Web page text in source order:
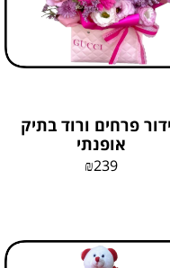
פרחים ורוד בתיק
אופנתי
₪239